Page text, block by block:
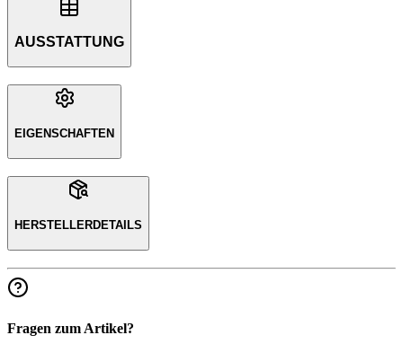
AUSSTATTUNG
EIGENSCHAFTEN
HERSTELLERDETAILS
Fragen zum Artikel?